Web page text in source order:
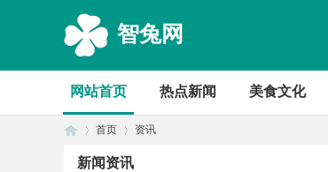
智兔网
网站首页 热点新闻 美食文化
首页 资讯
新闻资讯